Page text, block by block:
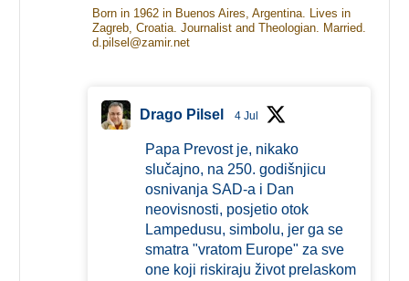
Born in 1962 in Buenos Aires, Argentina. Lives in
Zagreb, Croatia. Journalist and Theologian. Married.
d.pilsel@zamir.net
Drago Pilsel 4 Jul
Papa Prevost je, nikako
slučajno, na 250. godišnjicu
osnivanja SAD-a i Dan
neovisnosti, posjetio otok
Lampedusu, simbolu, jer ga se
smatra "vratom Europe" za sve
one koji riskiraju život prelaskom